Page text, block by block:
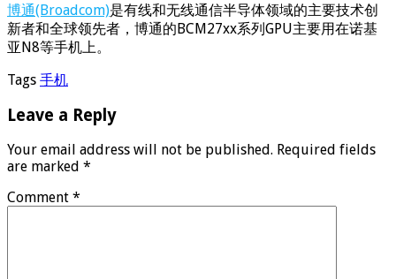
博通(Broadcom)是有线和无线通信半导体领域的主要技术创
新者和全球领先者，博通的BCM27xx系列GPU主要用在诺基
亚N8等手机上。
Tags 手机
Leave a Reply
Your email address will not be published. Required fields
are marked *
Comment *